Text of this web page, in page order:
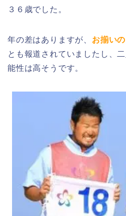
３６歳でした。
年の差はありますが、 お揃い
とも報道されていましたし、
能性は高そうです。